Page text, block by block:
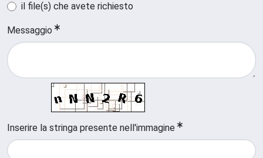
il file(s) che avete richiesto
Messaggio
Inserire la stringa presente nell'immagine